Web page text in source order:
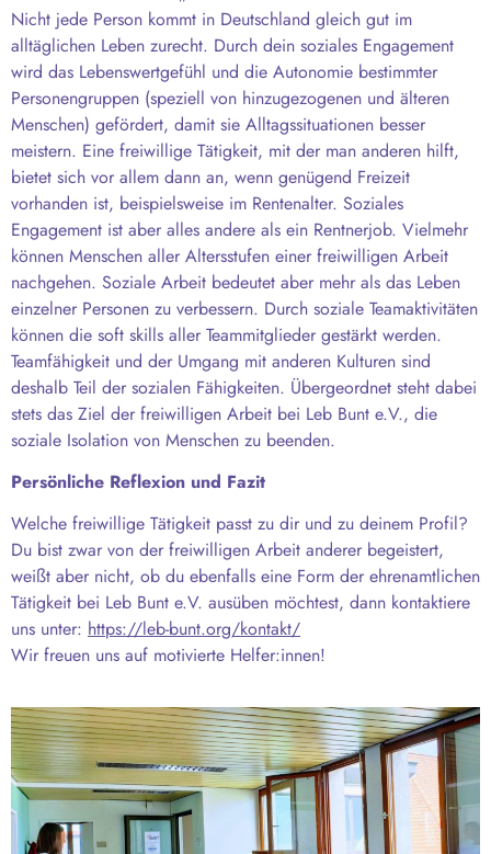
Nicht jede Person kommt in Deutschland gleich gut im
alltäglichen Leben zurecht. Durch dein soziales Engagement
wird das Lebenswertgefühl und die Autonomie bestimmter
Personengruppen (speziell von hinzugezogenen und älteren
Menschen) gefördert, damit sie Alltagssituationen besser
meistern. Eine freiwillige Tätigkeit, mit der man anderen hilft,
bietet sich vor allem dann an, wenn genügend Freizeit
vorhanden ist, beispielsweise im Rentenalter. Soziales
Engagement ist aber alles andere als ein Rentnerjob. Vielmehr
können Menschen aller Altersstufen einer freiwilligen Arbeit
nachgehen. Soziale Arbeit bedeutet aber mehr als das Leben
einzelner Personen zu verbessern. Durch soziale Teamaktivitäten
können die soft skills aller Teammitglieder gestärkt werden.
Teamfähigkeit und der Umgang mit anderen Kulturen sind
deshalb Teil der sozialen Fähigkeiten. Übergeordnet steht dabei
stets das Ziel der freiwilligen Arbeit bei Leb Bunt e.V., die
soziale Isolation von Menschen zu beenden.
Persönliche Reflexion und Fazit
Welche freiwillige Tätigkeit passt zu dir und zu deinem Profil?
Du bist zwar von der freiwilligen Arbeit anderer begeistert,
weißt aber nicht, ob du ebenfalls eine Form der ehrenamtlichen
Tätigkeit bei Leb Bunt e.V. ausüben möchtest, dann kontaktiere
uns unter: https://leb-bunt.org/kontakt/
Wir freuen uns auf motivierte Helfer:innen!